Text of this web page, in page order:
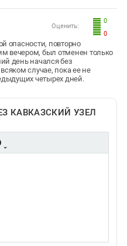
0
0
Оценить:
опасности, повторно
вечером, был отменен только
день начался без
случае, пока ее не
четырех дней.
КАВКАЗСКИЙ УЗЕЛ